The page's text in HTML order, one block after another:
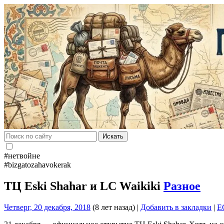
Искать
#нетвойне
#bizgatozahavokerak
ТЦ Eski Shahar и LC Waikiki Разное
Четверг, 20 декабря, 2018 (8 лет назад) | Добавить в закладки |